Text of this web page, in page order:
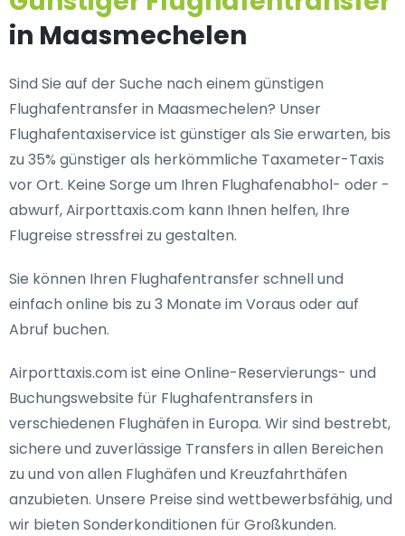
in Maasmechelen
Sind Sie auf der Suche nach einem günstigen
Flughafentransfer in Maasmechelen? Unser
Flughafentaxiservice ist günstiger als Sie erwarten, bis
zu 35% günstiger als herkömmliche Taxameter-Taxis
vor Ort. Keine Sorge um Ihren Flughafenabhol- oder -
abwurf, Airporttaxis.com kann Ihnen helfen, Ihre
Flugreise stressfrei zu gestalten.
Sie können Ihren Flughafentransfer schnell und
einfach online bis zu 3 Monate im Voraus oder auf
Abruf buchen.
Airporttaxis.com ist eine Online-Reservierungs- und
Buchungswebsite für Flughafentransfers in
verschiedenen Flughäfen in Europa. Wir sind bestrebt,
sichere und zuverlässige Transfers in allen Bereichen
zu und von allen Flughäfen und Kreuzfahrthäfen
anzubieten. Unsere Preise sind wettbewerbsfähig, und
wir bieten Sonderkonditionen für Großkunden.